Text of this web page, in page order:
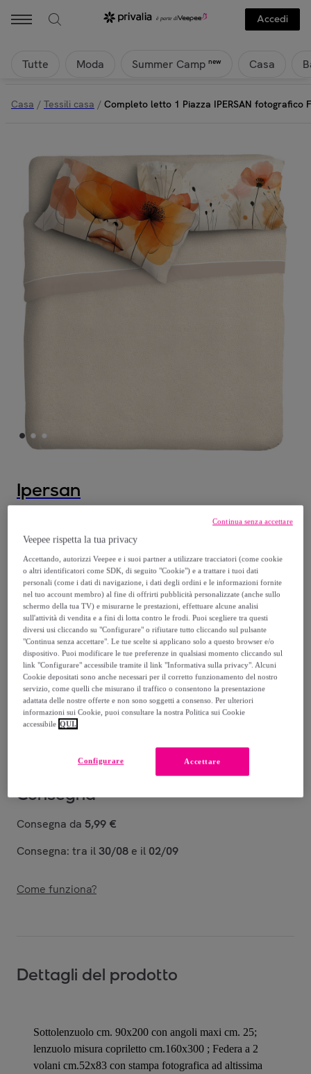
Accedi
Tutte Moda Summer Camp new Casa
Casa / Tessili casa / Completo letto 1 Piazza IPERSAN fotografico
Ipersan
Completo letto 1 Piazza IPERSAN
fotografico Fine-Art Coco
Modello: Completo letto 1 Piazza IPERSAN
fotografico Fine-Art Coco
27,90 €
68,00 €
-58%
Venduto daIPERSAN - La Casa in Armonia
Stanno terminando
Consegna
Consegna da 5,99 €
Consegna: tra il30/08 e il 02/09
Come funziona?
Dettagli del prodotto
Sottolenzuolo cm. 90x200 con angoli maxi cm. 25;
lenzuolo misura copriletto cm.160x300 ; Federa a 2
volani cm.52x83 con stampa fotografica ad altissima
Veepee rispetta la tua privacy
Accettando, autorizzi Veepee e i suoi partner a utilizzare tracciatori (come cookie
o altri identificatori come SDK, di seguito "Cookie") e a trattare i tuoi dati
personali (come i dati di navigazione, i dati degli ordini e le informazioni fornite
nel tuo account membro) al fine di offrirti pubblicità personalizzate (anche sullo
schermo della tua TV) e misurarne le prestazioni, effettuare alcune analisi
sull'attività di vendita e a fini di lotta contro le frodi. Puoi scegliere tra questi
diversi usi cliccando su "Configurare" o rifiutare tutto cliccando sul pulsante
"Continua senza accettare". Le tue scelte si applicano solo a questo browser e/o
dispositivo. Puoi modificare le tue preferenze in qualsiasi momento cliccando sul
link "Configurare" accessibile tramite il link "Informativa sulla privacy". Alcuni
Cookie depositati sono anche necessari per il corretto funzionamento del nostro
servizio, come quelli che misurano il traffico o consentono la presentazione
adattata delle nostre offerte e non sono soggetti a consenso. Per ulteriori
informazioni sui Cookie, puoi consultare la nostra Politica sui Cookie
accessibile QUI.
Accettare
Configurare
Continua senza accettare